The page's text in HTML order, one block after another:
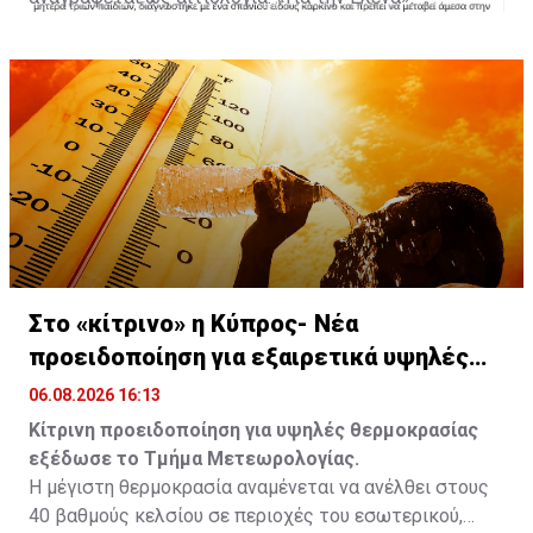
Στο «κίτρινο» η Κύπρος- Νέα
προειδοποίηση για εξαιρετικά υψηλές
θερμοκρασίες
06.08.2026 16:13
Κίτρινη προειδοποίηση για υψηλές θερμοκρασίας
εξέδωσε το Τμήμα Μετεωρολογίας.
Η μέγιστη θερμοκρασία αναμένεται να ανέλθει στους
40 βαθμούς κελσίου σε περιοχές του εσωτερικού,